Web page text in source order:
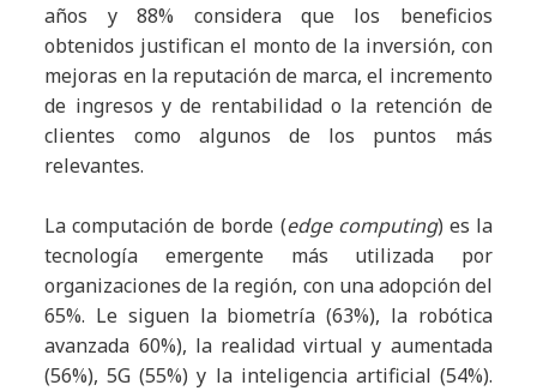
años y 88% considera que los beneficios
obtenidos justifican el monto de la inversión, con
mejoras en la reputación de marca, el incremento
de ingresos y de rentabilidad o la retención de
clientes como algunos de los puntos más
relevantes.
La computación de borde (edge computing) es la
tecnología emergente más utilizada por
organizaciones de la región, con una adopción del
65%. Le siguen la biometría (63%), la robótica
avanzada 60%), la realidad virtual y aumentada
(56%), 5G (55%) y la inteligencia artificial (54%).